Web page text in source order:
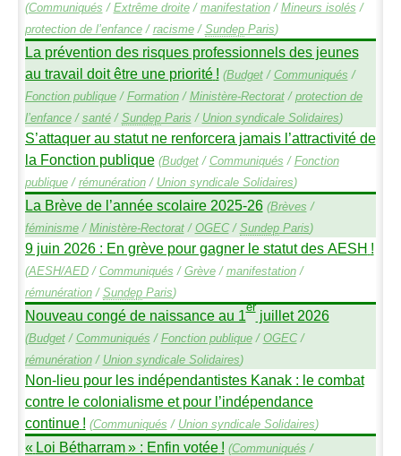
(Communiqués / Extrême droite/ manifestation/ Mineurs isolés /
protection de l’enfance/ racisme/ SundepParis)
La prévention des risques professionnels des jeunes
au travail doit être une priorité ! (Budget/ Communiqués /
Fonction publique/ Formation/ Ministère-Rectorat/ protection de
l’enfance/ santé/ SundepParis / Union syndicale Solidaires)
S’attaquer au statut ne renforcera jamais l’attractivité de
la Fonction publique (Budget/ Communiqués / Fonction
publique/ rémunération/ Union syndicale Solidaires)
La Brève de l’année scolaire 2025-26 (Brèves /
féminisme/ Ministère-Rectorat/ OGEC/ SundepParis)
9 juin 2026 : En grève pour gagner le statut des AESH !
(AESH/AED/ Communiqués / Grève/ manifestation/
rémunération/ SundepParis)
Nouveau congé de naissance au 1erjuillet 2026
(Budget/ Communiqués / Fonction publique/ OGEC/
rémunération/ Union syndicale Solidaires)
Non-lieu pour les indépendantistes Kanak : le combat
contre le colonialisme et pour l’indépendance
continue ! (Communiqués / Union syndicale Solidaires)
« Loi Bétharram» : Enfin votée ! (Communiqués /